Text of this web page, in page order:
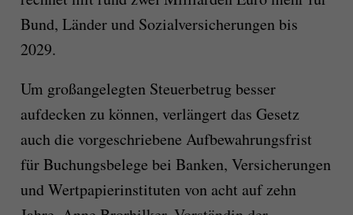
Bund, Länder und Sozialversicherungen bis
2029.
Um großangelegten Steuerbetrug besser
aufdecken zu können, verlängert das Gesetz
auch die vorgeschriebene Aufbewahrungsfrist
für Buchungsbelege bei Banken, Versicherungen
und Wertpapierinstituten von acht auf zehn